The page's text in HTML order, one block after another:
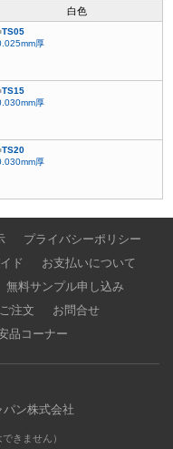
白色
TS05
厚
TS15
厚
TS20
厚
プライバシーポリシー
ド
お支払いについて
無料サンプル申し込み
注文
お問合せ
品コーナー
ン株式会社
できません）